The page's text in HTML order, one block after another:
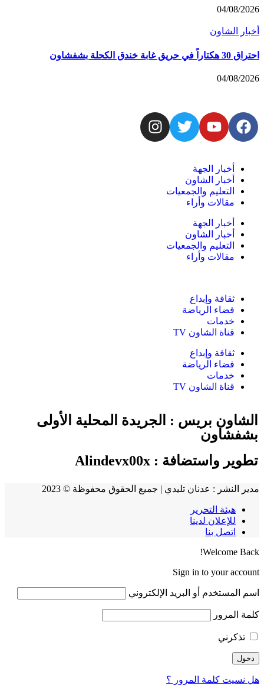
04/08/
الشاون
في حريق غابة خندق الكحلة بشفشاون
04/08/
أخبار الجهة
أخبار الشاون
التعليم والجمعيات
مقالات وأراء
أخبار الجهة
أخبار الشاون
التعليم والجمعيات
مقالات وأراء
ثقافة وإبداع
فضاء الرياضة
خدمات
قناة الشاون TV
ثقافة وإبداع
فضاء الرياضة
خدمات
قناة الشاون TV
بريس : الجريدة المحلية الأولى
واستضافة : Alindevx00x
النشر : عدنان تليدي | جميع الحقوق محفوظة © 2023
هيئة التحرير
للإعلان لدينا
اتصل بنا
Welcome
Sign in to your
المستخدم أو البريد الإلكتروني
المرور
تذكرني
نسيت كلمة المرور ؟